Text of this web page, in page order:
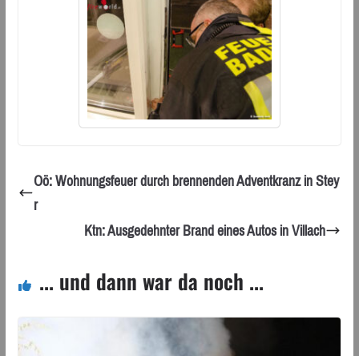
Oö: Wohnungsfeuer durch brennenden Adventkranz in Stey
r
Ktn: Ausgedehnter Brand eines Autos in Villach
... und dann war da noch ...